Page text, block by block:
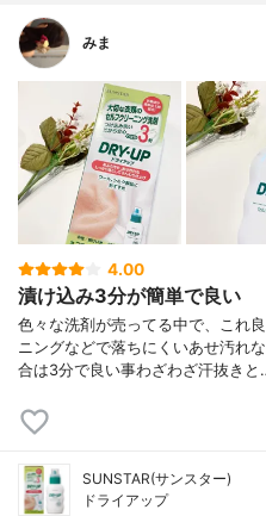
みま
4.00
漬け込み3分が簡単で良い
色々な洗剤が売ってる中で、これ
ニングなどで落ちにくいあせ汚れ
合は3分で良い事わざわざ汗抜きと
SUNSTAR(サンスター)
ドライアップ